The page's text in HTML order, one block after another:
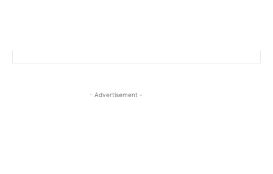
- Advertisement -